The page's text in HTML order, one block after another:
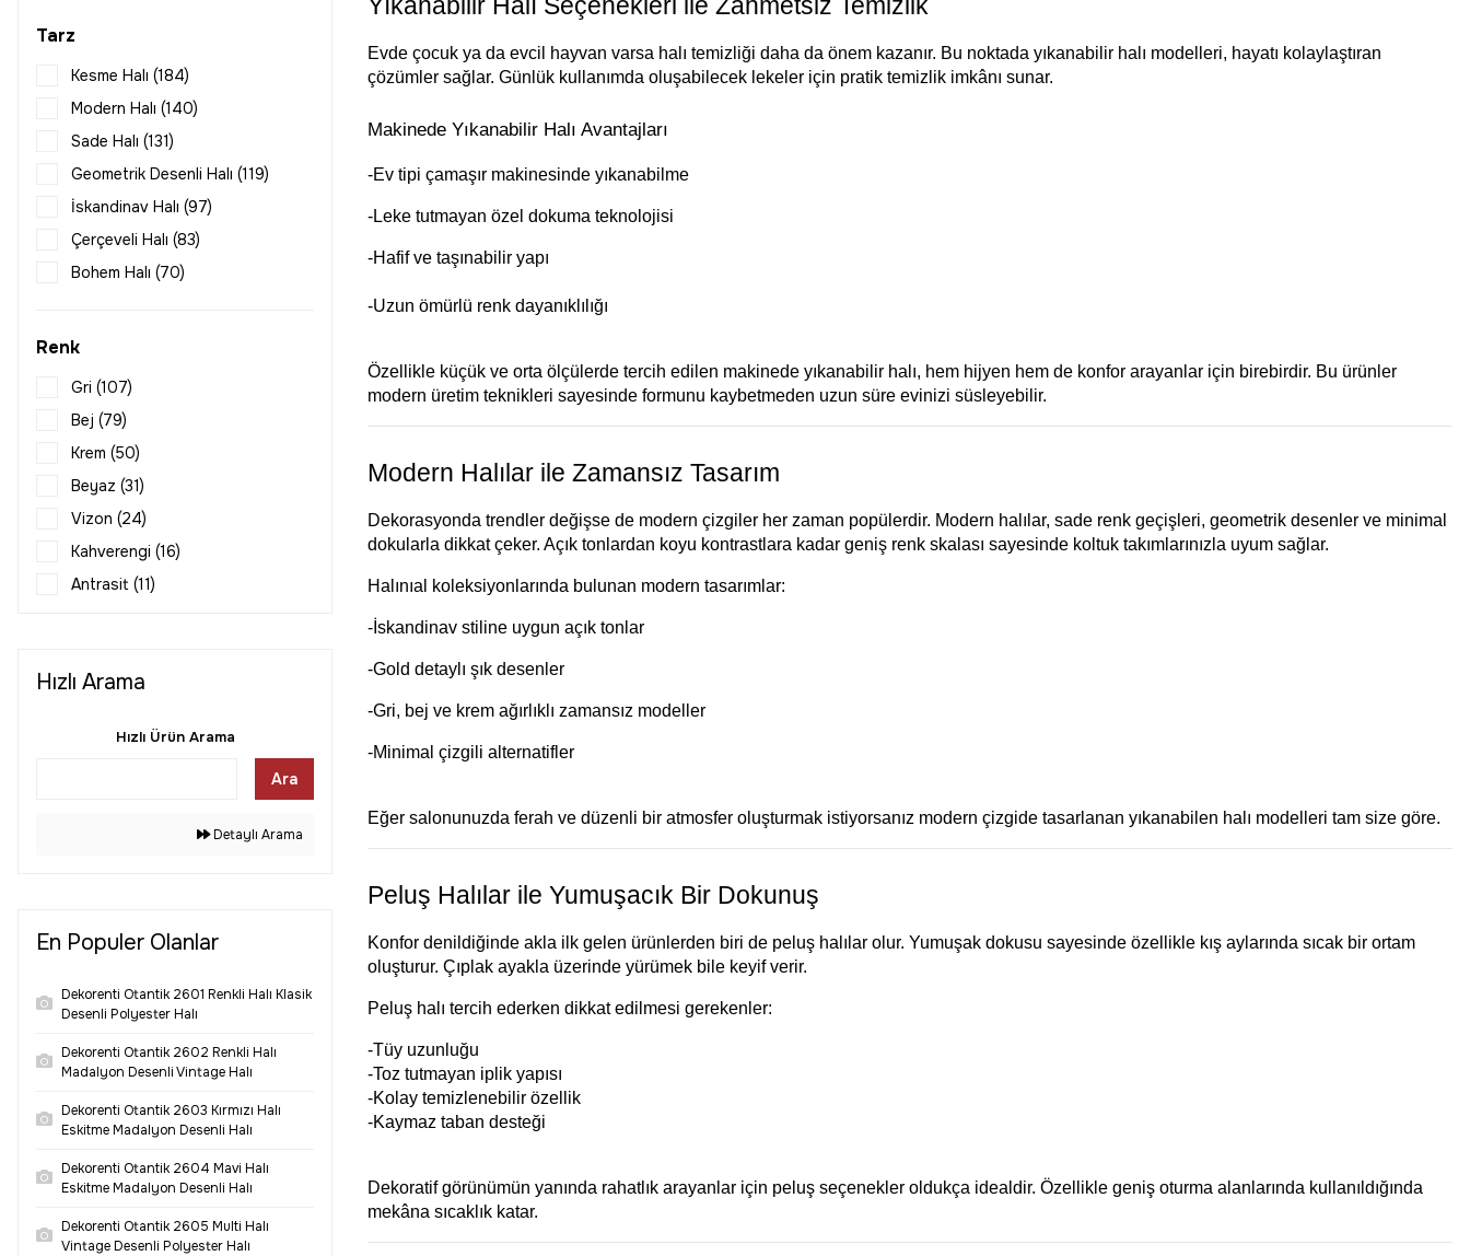
120x180 (301)
120x185 (3)
120x200 (168)
120x230 (15)
120x250 (163)
120x300 (168)
120x350 (168)
120x400 (168)
120x500 (168)
160x230 (286)
160x240 (3)
200x200 (31)
Tarz
Kesme Halı (184)
Modern Halı (140)
Sade Halı (131)
Geometrik Desenli Halı (119)
İskandinav Halı (97)
Çerçeveli Halı (83)
Bohem Halı (70)
Göbekli Halı (24)
Patchwork Halı (7)
Renk
Gri (107)
Bej (79)
Krem (50)
Beyaz (31)
Vizon (24)
Kahverengi (16)
Antrasit (11)
Sarı (10)
Yeşil (5)
Hızlı Arama
Hızlı Ürün Arama
Ara
Detaylı Arama
En Populer Olanlar
Dekorenti Otantik 2601 Renkli Halı Klasik
Desenli Polyester Halı
Dekorenti Otantik 2602 Renkli Halı
Madalyon Desenli Vintage Halı
Dekorenti Otantik 2603 Kırmızı Halı
Eskitme Madalyon Desenli Halı
Dekorenti Otantik 2604 Mavi Halı
Eskitme Madalyon Desenli Halı
Dekorenti Otantik 2605 Multi Halı
Vintage Desenli Polyester Halı
Evde çocuk ya da evcil hayvan varsa halı temizliği daha da önem kazanır. Bu noktada yıkanabilir halı modelleri, hayatı kolaylaştıran
çözümler sağlar. Günlük kullanımda oluşabilecek lekeler için pratik temizlik imkânı sunar.
Makinede Yıkanabilir Halı Avantajları
-Ev tipi çamaşır makinesinde yıkanabilme
-Leke tutmayan özel dokuma teknolojisi
-Hafif ve taşınabilir yapı
-Uzun ömürlü renk dayanıklılığı
Özellikle küçük ve orta ölçülerde tercih edilen makinede yıkanabilir halı, hem hijyen hem de konfor arayanlar için birebirdir. Bu ürünler
modern üretim teknikleri sayesinde formunu kaybetmeden uzun süre evinizi süsleyebilir.
Modern Halılar ile Zamansız Tasarım
Dekorasyonda trendler değişse de modern çizgiler her zaman popülerdir. Modern halılar, sade renk geçişleri, geometrik desenler ve minimal
dokularla dikkat çeker. Açık tonlardan koyu kontrastlara kadar geniş renk skalası sayesinde koltuk takımlarınızla uyum sağlar.
Halınıal koleksiyonlarında bulunan modern tasarımlar:
-İskandinav stiline uygun açık tonlar
-Gold detaylı şık desenler
-Gri, bej ve krem ağırlıklı zamansız modeller
-Minimal çizgili alternatifler
Eğer salonunuzda ferah ve düzenli bir atmosfer oluşturmak istiyorsanız modern çizgide tasarlanan yıkanabilen halı modelleri tam size göre.
Peluş Halılar ile Yumuşacık Bir Dokunuş
Konfor denildiğinde akla ilk gelen ürünlerden biri de peluş halılar olur. Yumuşak dokusu sayesinde özellikle kış aylarında sıcak bir ortam
oluşturur. Çıplak ayakla üzerinde yürümek bile keyif verir.
Peluş halı tercih ederken dikkat edilmesi gerekenler:
-Tüy uzunluğu
-Toz tutmayan iplik yapısı
-Kolay temizlenebilir özellik
-Kaymaz taban desteği
Dekoratif görünümün yanında rahatlık arayanlar için peluş seçenekler oldukça idealdir. Özellikle geniş oturma alanlarında kullanıldığında
mekâna sıcaklık katar.